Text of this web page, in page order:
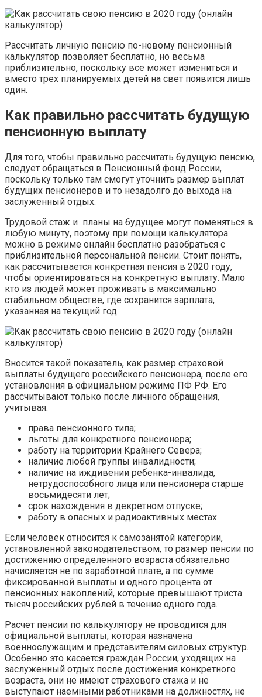
Рассчитать личную пенсию по-новому пенсионный
калькулятор позволяет бесплатно, но весьма
приблизительно, поскольку все может измениться и
вместо трех планируемых детей на свет появится лишь
один.
Как правильно рассчитать будущую
пенсионную выплату
Для того, чтобы правильно рассчитать будущую пенсию,
следует обращаться в Пенсионный фонд России,
поскольку только там смогут уточнить размер выплат
будущих пенсионеров и то незадолго до выхода на
заслуженный отдых.
Трудовой стаж и планы на будущее могут поменяться в
любую минуту, поэтому при помощи калькулятора
можно в режиме онлайн бесплатно разобраться с
приблизительной персональной пенсии. Стоит понять,
как рассчитывается конкретная пенсия в 2020 году,
чтобы ориентироваться на конкретную выплату. Мало
кто из людей может проживать в максимально
стабильном обществе, где сохранится зарплата,
указанная на текущий год.
Вносится такой показатель, как размер страховой
выплаты будущего российского пенсионера, после его
установления в официальном режиме ПФ РФ. Его
рассчитывают только после личного обращения,
учитывая:
права пенсионного типа;
льготы для конкретного пенсионера;
работу на территории Крайнего Севера;
наличие любой группы инвалидности;
наличие на иждивении ребенка-инвалида,
нетрудоспособного лица или пенсионера старше
восьмидесяти лет;
срок нахождения в декретном отпуске;
работу в опасных и радиоактивных местах.
Если человек относится к самозанятой категории,
установленной законодательством, то размер пенсии по
достижению определенного возраста обязательно
начисляется не по заработной плате, а по сумме
фиксированной выплаты и одного процента от
пенсионных накоплений, которые превышают триста
тысяч российских рублей в течение одного года.
Расчет пенсии по калькулятору не проводится для
официальной выплаты, которая назначена
военнослужащим и представителям силовых структур.
Особенно это касается граждан России, уходящих на
заслуженный отдых после достижения конкретного
возраста, они не имеют страхового стажа и не
выступают наемными работниками на должностях, не